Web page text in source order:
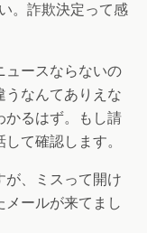
。詐欺決定って感
ュースならないの
うなんてありえな
かるはず。もし請
て確認します。
が、ミスって開け
ールが来てまし